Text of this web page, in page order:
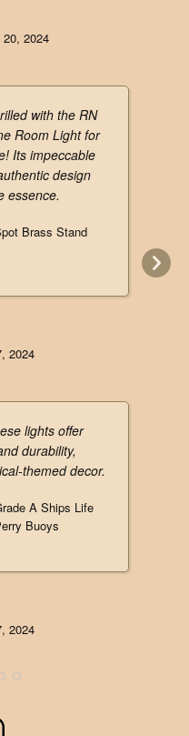
2024
with the RN
Room Light for
Its impeccable
design
essence.
Brass Stand
2024
lights offer
durability,
themed decor.
A Ships Life
Buoys
2024